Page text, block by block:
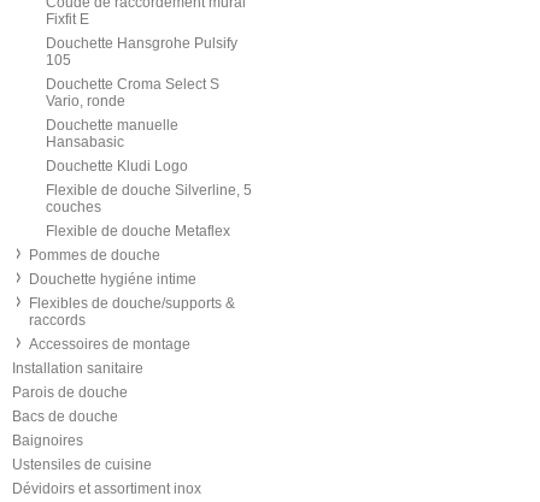
Fixfit E
Douchette Hansgrohe Pulsify
105
Douchette Croma Select S
Vario, ronde
Douchette manuelle
Hansabasic
Douchette Kludi Logo
Flexible de douche Silverline, 5
couches
Flexible de douche Metaflex
Pommes de douche
Douchette hygiéne intime
Flexibles de douche/supports &
raccords
Accessoires de montage
Installation sanitaire
Parois de douche
Bacs de douche
Baignoires
Ustensiles de cuisine
Dévidoirs et assortiment inox